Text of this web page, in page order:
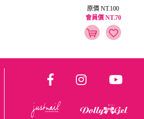
原價 NT.100
會員價 NT.70